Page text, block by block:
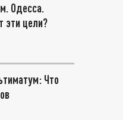
Одесса.
эти цели?
Что